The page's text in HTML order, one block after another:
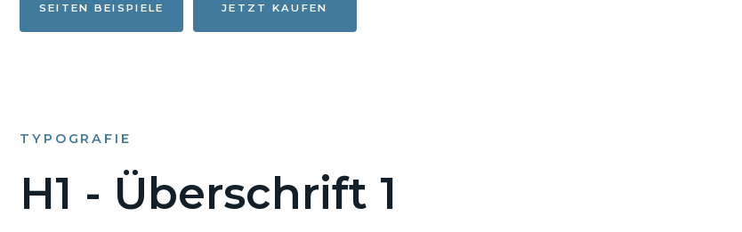
SEITEN BEISPIELE JETZT KAUFEN
TYPOGRAFIE
H1 - Überschrift 1